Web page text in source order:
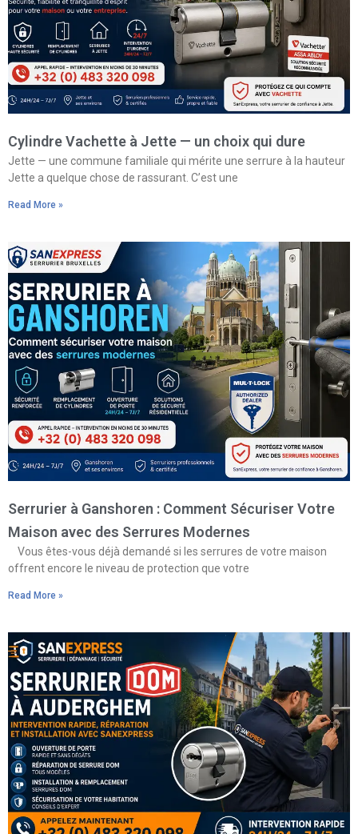
Cylindre Vachette à Jette — un choix qui dure
Jette — une commune familiale qui mérite une serrure à la hauteur
Jette a quelque chose de rassurant. C’est une
Read More »
Serrurier à Ganshoren : Comment Sécuriser Votre
Maison avec des Serrures Modernes
Vous êtes-vous déjà demandé si les serrures de votre maison
offrent encore le niveau de protection que votre
Read More »